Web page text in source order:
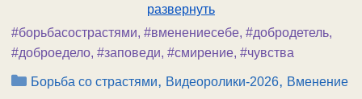
развернуть
#борьбасострастями, #вменениесебе, #добродетель,
#доброедело, #заповеди, #смирение, #чувства
Рубрики
Борьба со страстями, Видеоролики-2026, Вменение